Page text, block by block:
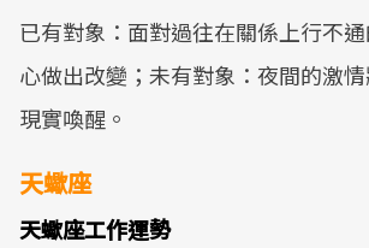
已有對象：面對過往在關係上行不
心做出改變；未有對象：夜間的激
現實喚醒。
天蠍座
天蠍座工作運勢